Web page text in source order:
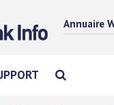
Annuaire